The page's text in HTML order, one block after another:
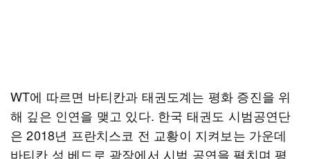
WT에 따르면 바티칸과 태권도계는 평화 증진을 위
해 깊은 인연을 맺고 있다. 한국 태권도 시범공연단
은 2018년 프란치스코 전 교황이 지켜보는 가운데
바티칸 성 베드로 광장에서 시범 공연을 펼치며 평